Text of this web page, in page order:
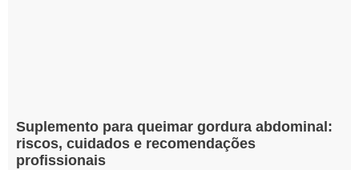
Suplemento para queimar gordura abdominal:
riscos, cuidados e recomendações
profissionais